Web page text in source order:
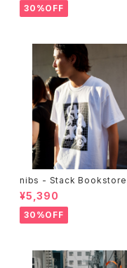
30%OFF
nibs - Stack Bookstore
e
¥5,390
30%OFF